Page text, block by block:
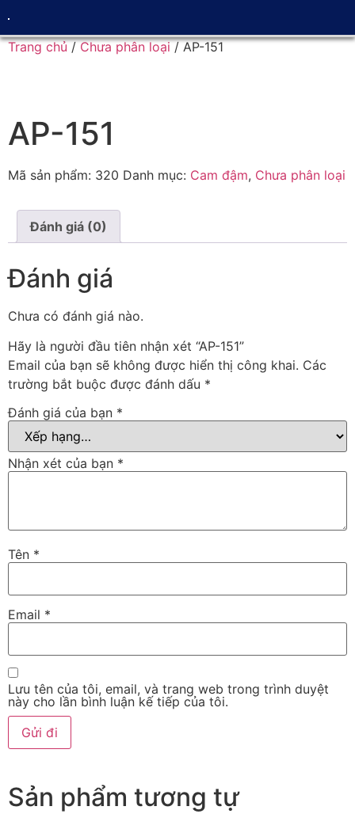
Trang chủ / Chưa phân loại / AP-151
AP-151
Mã sản phẩm: 320 Danh mục: Cam đậm, Chưa phân loại
Đánh giá (0)
Đánh giá
Chưa có đánh giá nào.
Hãy là người đầu tiên nhận xét “AP-151”
Email của bạn sẽ không được hiển thị công khai. Các
trường bắt buộc được đánh dấu *
Đánh giá của bạn *
Nhận xét của bạn *
Tên *
Email *
Lưu tên của tôi, email, và trang web trong trình duyệt
này cho lần bình luận kế tiếp của tôi.
Sản phẩm tương tự